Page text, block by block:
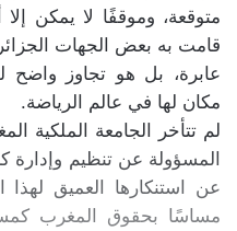
متوقعة، وموقفًا لا يمكن
قامت به بعض الجهات
عابرة، بل هو تجاوز واضح
مكان لها في عالم الرياضة.
لم تتأخر الجامعة الملكية
المسؤولة عن تنظيم وإدارة
عن استنكارها العميق لهذا
مساسًا بحقوق المغرب